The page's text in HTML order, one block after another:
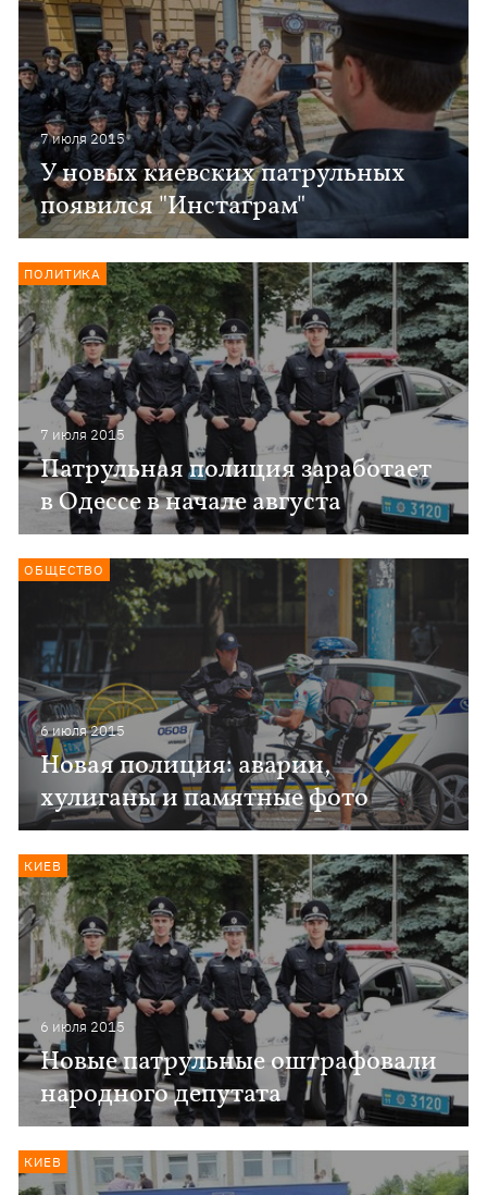
7 июля 2015
У новых киевских патрульных
появился "Инстаграм"
7 июля 2015
Патрульная полиция заработает
в Одессе в начале августа
ПОЛИТИКА
6 июля 2015
Новая полиция: аварии,
хулиганы и памятные фото
ОБЩЕСТВО
6 июля 2015
Новые патрульные оштрафовали
народного депутата
КИЕВ
КИЕВ